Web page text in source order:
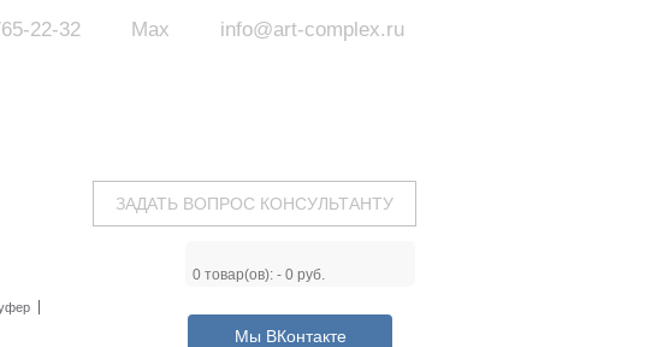
info@art-complex.ru
Max
22-32
ЗАДАТЬ ВОПРОС КОНСУЛЬТАНТУ
0 товар(ов): - 0 руб.
Мы ВКонтакте